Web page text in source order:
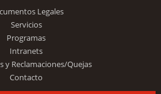
Legales
Servicios
Programas
Intranets
y Reclamaciones/Quejas
Contacto